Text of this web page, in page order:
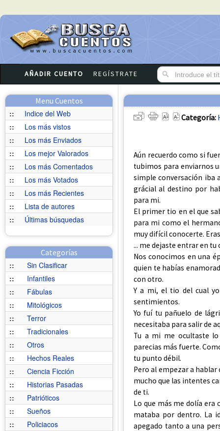
AÑADIR CUENTO REGÍSTRATE
Menu Cuentos
::
Indice del Web
::
Los más vistos
::
Los más Enviados
::
Los mejor Valorados
::
Los más Comentados
::
Los más Votados
::
Los más Recientes
::
Lista de autores
::
Últimas búsquedas
Categorías
::
Sin Clasificar
::
Infantiles
::
Fábulas
::
Mitológicos
::
Terror
::
Tradicionales
::
Otros
::
Hechos Reales
::
Ciencia Ficción
::
Historias Pasadas
::
Patrióticos
::
Sueños
::
Policiacos
Categoría:
Aún recuerdo como si
tubimos para enviarnos
simple conversación iba
grácial al destino por
para mi.
El primer tio en el que
para mi como el
muy difícil conocerte.
... me dejaste entrar en tu
Nos conocimos en una
quien te habías
con otro.
Y a mi, el tio del cual
sentimientos.
Yo fuí tu pañuelo de
necesitaba para salir de
Tu a mi me ocultaste lo
parecias más fuerte.
tu punto débil.
Pero al empezar a hablar
mucho que las intentes
de ti.
Lo que más me dolía era
mataba por dentro. La
apegado tanto a una